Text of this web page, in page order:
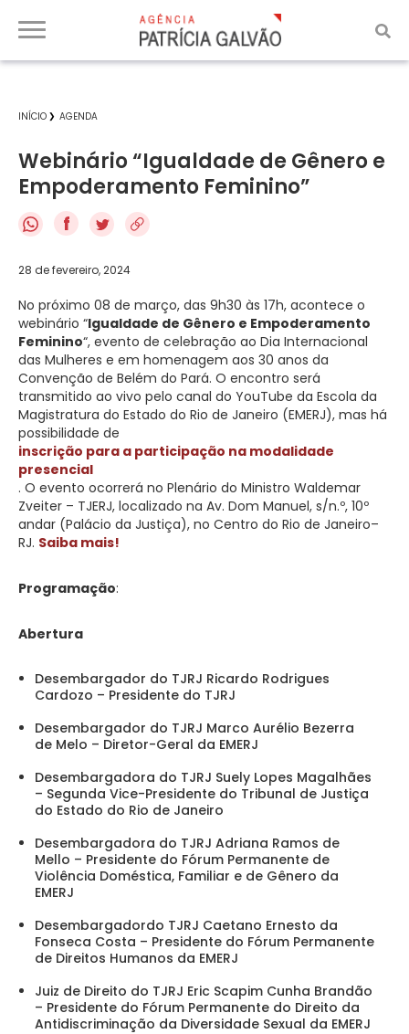
INÍCIO AGENDA
Webinário “Igualdade de Gênero e
Empoderamento Feminino”
f
28 de fevereiro, 2024
No próximo 08 de março, das 9h30 às 17h, acontece o
webinário “Igualdade de Gênero e Empoderamento
Feminino“, evento de celebração ao Dia Internacional
das Mulheres e em homenagem aos 30 anos da
Convenção de Belém do Pará. O encontro será
transmitido ao vivo pelo canal do YouTube da Escola da
Magistratura do Estado do Rio de Janeiro (EMERJ), mas há
possibilidade de
inscrição para a participação na modalidade
presencial
. O evento ocorrerá no Plenário do Ministro Waldemar
Zveiter – TJERJ, localizado na Av. Dom Manuel, s/n.º, 10º
andar (Palácio da Justiça), no Centro do Rio de Janeiro–
RJ. Saiba mais!
Programação:
Abertura
Desembargador do TJRJ Ricardo Rodrigues
Cardozo – Presidente do TJRJ
Desembargador do TJRJ Marco Aurélio Bezerra
de Melo – Diretor-Geral da EMERJ
Desembargadora do TJRJ Suely Lopes Magalhães
– Segunda Vice-Presidente do Tribunal de Justiça
do Estado do Rio de Janeiro
Desembargadora do TJRJ Adriana Ramos de
Mello – Presidente do Fórum Permanente de
Violência Doméstica, Familiar e de Gênero da
EMERJ
Desembargadordo TJRJ Caetano Ernesto da
Fonseca Costa – Presidente do Fórum Permanente
de Direitos Humanos da EMERJ
Juiz de Direito do TJRJ Eric Scapim Cunha Brandão
– Presidente do Fórum Permanente do Direito da
Antidiscriminação da Diversidade Sexual da EMERJ